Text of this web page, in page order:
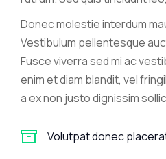
Donec molestie interdum
Vestibulum pellentesque
Fusce viverra sed mi ac
enim et diam blandit, vel
a ex non justo dignissim
Volutpat donec